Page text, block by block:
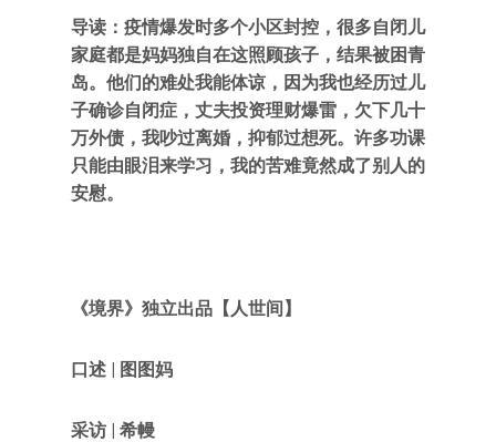
导读：疫情爆发时多个小区封控，很多自闭儿
家庭都是妈妈独自在这照顾孩子，结果被困青
岛。他们的难处我能体谅，因为我也经历过儿
子确诊自闭症，丈夫投资理财爆雷，欠下几十
万外债，我吵过离婚，抑郁过想死。许多功课
只能由眼泪来学习，我的苦难竟然成了别人的
安慰。
《境界》独立出品【人世间】
口述 | 图图妈
采访 | 希幔